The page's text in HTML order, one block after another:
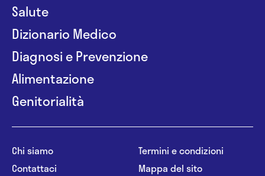
Salute
Dizionario Medico
Diagnosi e Prevenzione
Alimentazione
Genitorialità
Chi siamo
Contattaci
Termini e condizioni
Mappa del sito